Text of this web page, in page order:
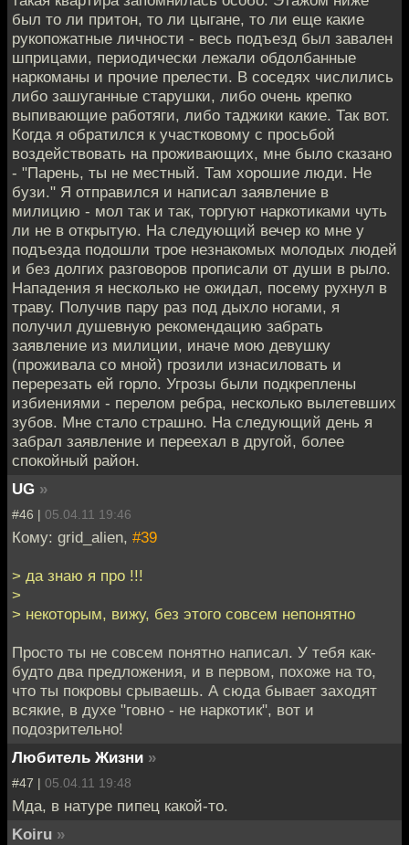
был то ли притон, то ли цыгане, то ли еще какие
рукопожатные личности - весь подъезд был завален
шприцами, периодически лежали обдолбанные
наркоманы и прочие прелести. В соседях числились
либо зашуганные старушки, либо очень крепко
выпивающие работяги, либо таджики какие. Так вот.
Когда я обратился к участковому с просьбой
воздействовать на проживающих, мне было сказано
- "Парень, ты не местный. Там хорошие люди. Не
бузи." Я отправился и написал заявление в
милицию - мол так и так, торгуют наркотиками чуть
ли не в открытую. На следующий вечер ко мне у
подъезда подошли трое незнакомых молодых людей
и без долгих разговоров прописали от души в рыло.
Нападения я несколько не ожидал, посему рухнул в
траву. Получив пару раз под дыхло ногами, я
получил душевную рекомендацию забрать
заявление из милиции, иначе мою девушку
(проживала со мной) грозили изнасиловать и
перерезать ей горло. Угрозы были подкреплены
избиениями - перелом ребра, несколько вылетевших
зубов. Мне стало страшно. На следующий день я
забрал заявление и переехал в другой, более
спокойный район.
UG »
#46 | 05.04.11 19:46
Кому: grid_alien, #39
> да знаю я про !!!
>
> некоторым, вижу, без этого совсем непонятно
Просто ты не совсем понятно написал. У тебя как-
будто два предложения, и в первом, похоже на то,
что ты покровы срываешь. А сюда бывает заходят
всякие, в духе "говно - не наркотик", вот и
подозрительно!
Любитель Жизни »
#47 | 05.04.11 19:48
Мда, в натуре пипец какой-то.
Koiru »